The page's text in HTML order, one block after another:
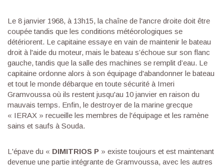
Le 8 janvier 1968, à 13h15, la chaîne de l'ancre droite doit être
coupée tandis que les conditions météorologiques se
détériorent. Le capitaine essaye en vain de maintenir le bateau
droit à l'aide du moteur, mais le bateau s’échoue sur son flanc
gauche, tandis que la salle des machines se remplit d’eau. Le
capitaine ordonne alors à son équipage d'abandonner le bateau
et tout le monde débarque en toute sécurité à Imeri
Gramvoussa où ils restent jusqu'au 10 janvier en raison du
mauvais temps. Enfin, le destroyer de la marine grecque
« IERAX » recueille les membres de l'équipage et les ramène
sains et saufs à Souda.
L'épave du « DIMITRIOS P » existe toujours et est maintenant
devenue une partie intégrante de Gramvoussa, avec les autres